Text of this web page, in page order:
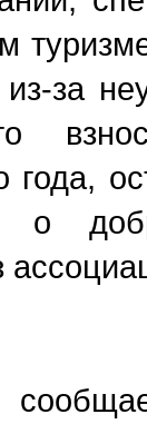
за
года,
о